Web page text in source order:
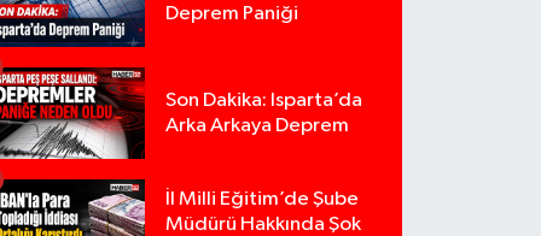
Deprem Paniği
Son Dakika: Isparta’da
Arka Arkaya Deprem
İl Milli Eğitim’de Şube
Müdürü Hakkında Şok